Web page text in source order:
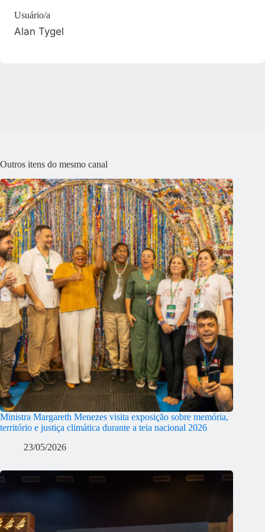
Usuário/a
Alan Tygel
Outros itens do mesmo canal
Ministra Margareth Menezes visita exposição sobre memória,
território e justiça climática durante a teia nacional 2026
23/05/2026